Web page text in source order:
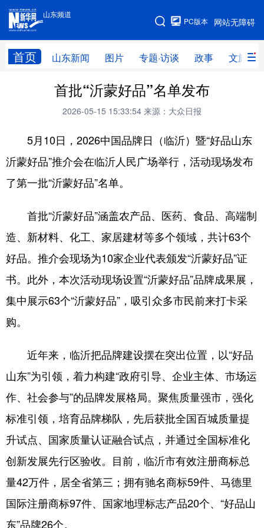
山东频道
网站无障碍
PC版本
首页 山东新闻 图片 专题·访谈 政事 文旅
手机版
网站地图
学习进行时 高层 时政
财经 网评
台湾 思客智库 全球连线 教育
科技 科普 体育 文化
健康 军事
图片 中央文件 金融 汽车
食品 人居 信息化 乡村振兴
溯源中国 城市 旅游 能源
会展 彩票 娱乐 时尚
地方频道
政事 文旅 社会民生 山东产经
文娱 融媒秀 地市 科教
健康 微视齐鲁
首批“沂蒙好品”名单发布
2026-05-15 15:33:54 来源：大众日报
5月10日，2026中国品牌日（临沂）暨“好品山东
沂蒙好品”推介会在临沂人民广场举行，活动现场发布
了第一批“沂蒙好品”名单。
首批“沂蒙好品”涵盖农产品、医药、食品、高端制
造、新材料、化工、家居建材等多个领域，共计63个
好品。推介会现场为10家企业代表颁发“沂蒙好品”证
书。此外，本次活动现场设置“沂蒙好品”品牌成果展，
集中展示63个“沂蒙好品”，吸引众多市民前来打卡采
购。
近年来，临沂把品牌建设摆在突出位置，以“好品
山东”为引领，着力构建“政府引导、企业主体、市场运
作、社会参与”的品牌发展格局。聚焦质量强市，强化
标准引领，培育品牌梯队，先后获批全国百城质量提
升试点、国家质量认证融合试点，并通过全国标准化
创新发展先行区验收。目前，临沂市有效注册商标总
量42万件，居全省第三；拥有驰名商标59件、马德里
国际注册商标97件、国家地理标志产品20个、“好品山
东”品牌26个。